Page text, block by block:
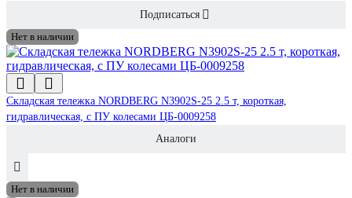
Подписаться
Нет в наличии
Складская тележка NORDBERG N3902S-25 2.5 т, короткая,
гидравлическая, с ПУ колесами ЦБ-0009258
Аналоги
Нет в наличии